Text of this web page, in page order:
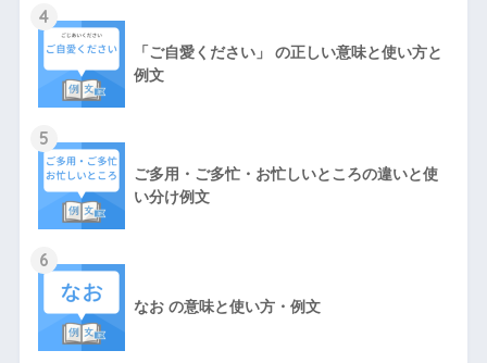
4
「ご自愛ください」 の正しい意味と使い方と
例文
5
ご多用・ご多忙・お忙しいところの違いと使
い分け例文
6
なお の意味と使い方・例文